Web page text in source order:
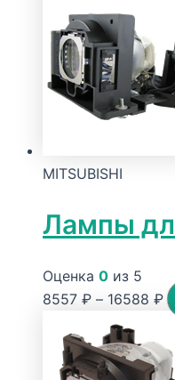
MITSUBISHI
Лампы
Оценка 0 из 5
8557 ₽ – 16588 ₽